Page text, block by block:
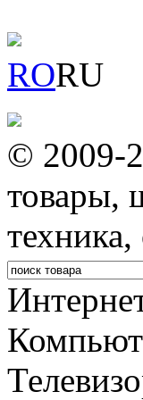
RORU
© 2009-
товары,